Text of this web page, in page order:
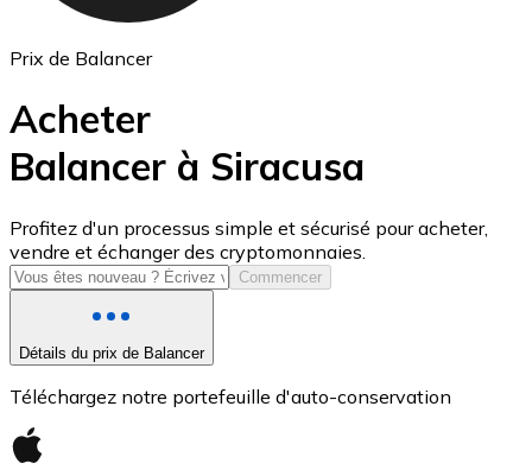
USD Coin
USDC
Prix de Balancer
Acheter
Balancer à Siracusa
Profitez d'un processus simple et sécurisé pour acheter,
vendre et échanger des cryptomonnaies.
Commencer
Détails du prix de Balancer
Téléchargez notre portefeuille d'auto-conservation